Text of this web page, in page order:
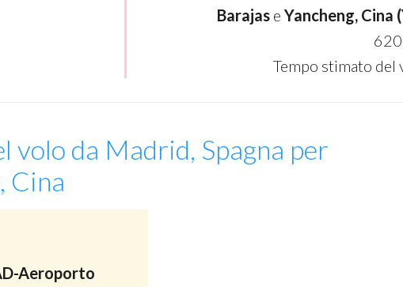
Barajas e Yancheng, Cina
Tempo stimato
volo da Madrid, Spagna per
Cina
Aeroporto